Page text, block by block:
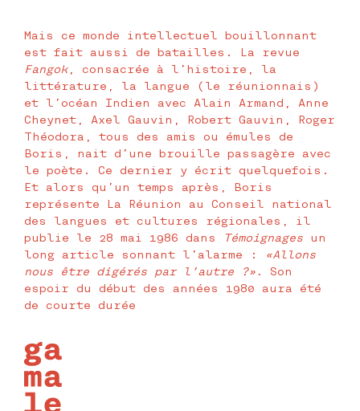
Mais ce monde intellectuel bouillonnant
est fait aussi de batailles. La revue
Fangok, consacrée à l’histoire, la
littérature, la langue (le réunionnais)
et l’océan Indien avec Alain Armand, Anne
Cheynet, Axel Gauvin, Robert Gauvin, Roger
Théodora, tous des amis ou émules de
Boris, nait d’une brouille passagère avec
le poète. Ce dernier y écrit quelquefois.
Et alors qu’un temps après, Boris
représente La Réunion au Conseil national
des langues et cultures régionales, il
publie le 28 mai 1986 dans
Témoignages un
long article sonnant l’alarme :
«Allons
nous être digérés par l’autre ?».
Son
espoir du début des années 1980 aura été
de courte durée